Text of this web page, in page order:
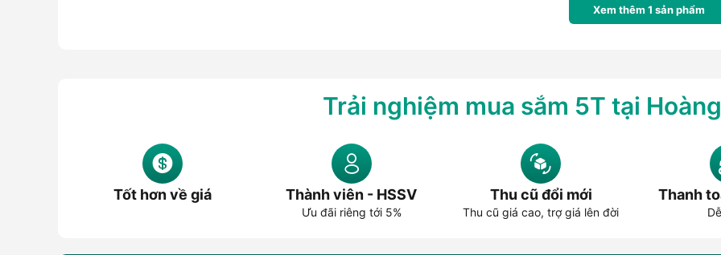
Xem thêm 1 sản phẩm
Trải nghiệm mua sắm 5T tại
Tốt hơn về giá Thành viên - HSSV
Ưu đãi riêng tới 5%
Thu cũ đổi mới
Thu cũ giá cao, trợ giá lên đời
Thanh